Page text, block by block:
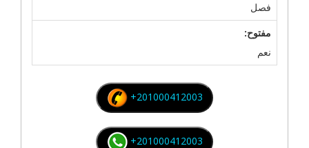
فصل
مفتوح:
نعم
+201000412003
+201000412003